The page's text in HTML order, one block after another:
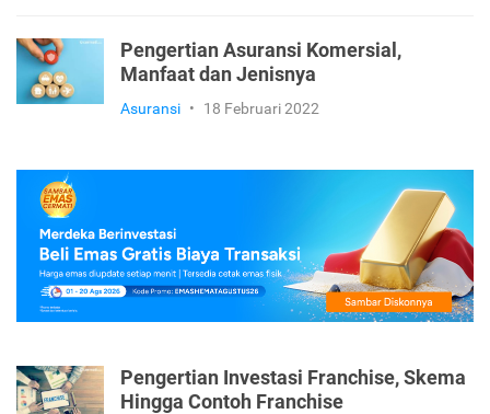
Pengertian Asuransi Komersial,
Manfaat dan Jenisnya
Asuransi • 18 Februari 2022
Pengertian Investasi Franchise, Skema
Hingga Contoh Franchise